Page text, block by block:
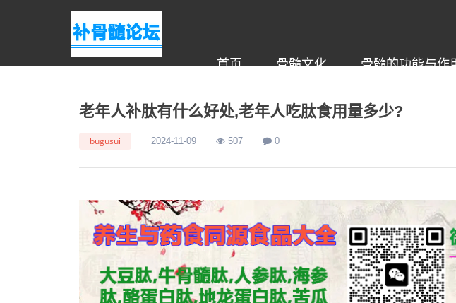
首页 骨髓文化 骨髓的功能与作
老年人补肽有什么好处,老年人吃肽食用量多少?
bugusui 2024-11-09 507 0